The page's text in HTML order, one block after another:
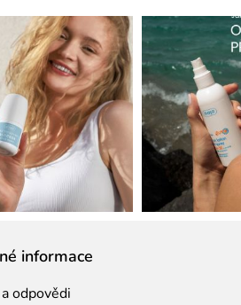
informace
odpovědi